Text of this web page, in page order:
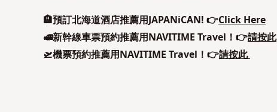
🏨預訂北海道酒店推薦用JAPANiCAN! 👉Click Here
🚅新幹線車票預約推薦用NAVITIME Travel！👉請按此
🛫機票預約推薦用NAVITIME Travel！👉請按此